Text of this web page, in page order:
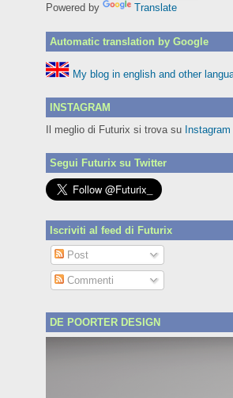
Powered by Translate
Automatic translation by Google
My blog in english and other
INSTAGRAM
Il meglio di Futurix si trova su Instagram
Segui Futurix su Twitter
Iscriviti al feed di Futurix
Post
Commenti
DE POORTER DESIGN